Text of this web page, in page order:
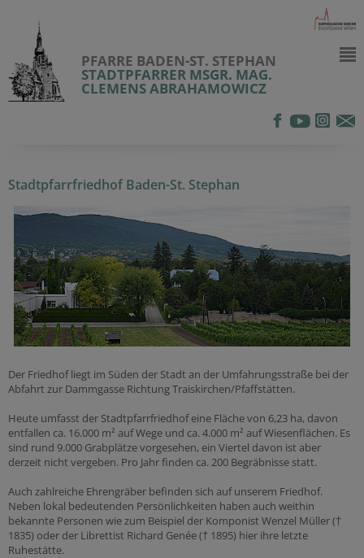
PFARRE BADEN-ST. STEPHAN
STADTPFARRER MSGR. MAG.
CLEMENS ABRAHAMOWICZ
Stadtpfarrfriedhof Baden-St. Stephan
Der Friedhof liegt im Süden der Stadt an der Umfahrungsstraße bei der
Abfahrt zur Dammgasse Richtung Traiskirchen/Pfaffstätten.
Heute umfasst der Stadtpfarrfriedhof eine Fläche von 6,23 ha, davon
entfallen ca. 16.000 m² auf Wege und ca. 4.000 m² auf Wiesenflächen. Es
sind rund 9.000 Grabplätze vorgesehen, ein Viertel davon ist aber
derzeit nicht vergeben. Pro Jahr finden ca. 200 Begräbnisse statt.
Auch zahlreiche Ehrengräber befinden sich auf unserem Friedhof.
Neben lokal bedeutenden Persönlichkeiten haben auch weithin
bekannte Personen wie zum Beispiel der Komponist Wenzel Müller (†
1835) oder der Librettist Richard Genée († 1895) hier ihre letzte
Ruhestätte.